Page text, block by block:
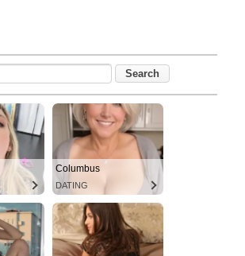
Columbus
DATING